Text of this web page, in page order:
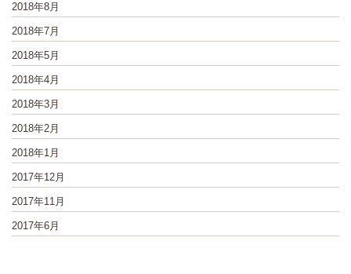
2018年8月
2018年7月
2018年5月
2018年4月
2018年3月
2018年2月
2018年1月
2017年12月
2017年11月
2017年6月